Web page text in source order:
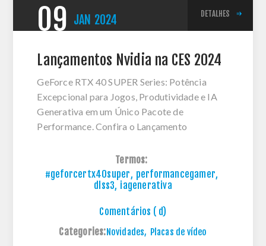
09 JAN 2024 DETALHES
Lançamentos Nvidia na CES 2024
GeForce RTX 40 SUPER Series: Potência
Excepcional para Jogos, Produtividade e IA
Generativa em um Único Pacote de
Performance. Confira o Lançamento
Termos:
#geforcertx40super, performancegamer,
dlss3, iagenerativa
Comentários ( d)
Categories:Novidades, Placas de vídeo